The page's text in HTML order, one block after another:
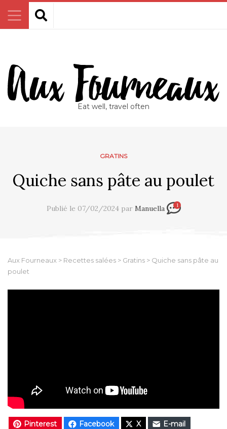
Eat well, travel often
GRATINS
Quiche sans pâte au poulet
Publié le 07/02/2024 par Manuella 1
Aux Fourneaux > Recettes salées > Gratins > Quiche sans pâte au
poulet
Pinterest Facebook X
E-mail